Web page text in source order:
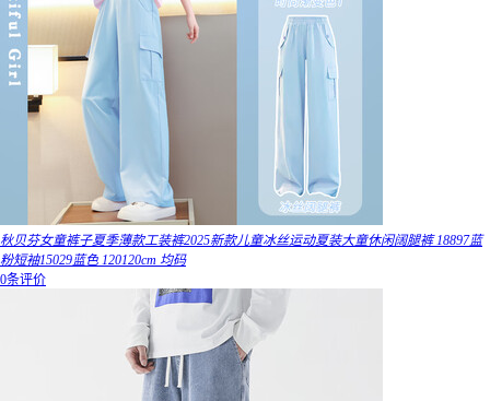
秋贝芬女童裤子夏季薄款工装裤2025新款儿童冰丝运动夏装大童休闲阔腿裤 18897蓝
粉短袖15029蓝色 120120cm 均码
0条评价